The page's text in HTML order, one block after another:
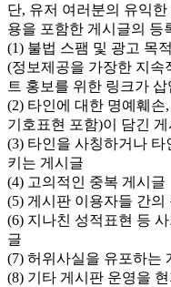
단, 유저 여러분의 유익
용을 포함한 게시글의 등
(1) 불법 스팸 및 광고 목
(정보제공을 가장한 지속
트 홍보를 위한 링크가
(2) 타인에 대한 명예훼
기호표현 포함)이 담긴 게
(3) 타인을 사칭하거나 타
키는 게시글
(4) 고의적인 중복 게시글
(5) 게시판 이용자들 간
(6) 지나친 성적표현 등
글
(7) 허위사실을 유포하는
(8) 기타 게시판 운영을